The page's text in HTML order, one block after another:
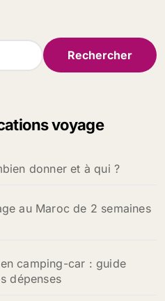
voyage
donner et à qui ?
au Maroc de 2 semaines
camping-car : guide
dépenses